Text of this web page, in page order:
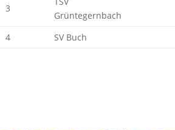
3
Grüntegernbach
4 SV Buch